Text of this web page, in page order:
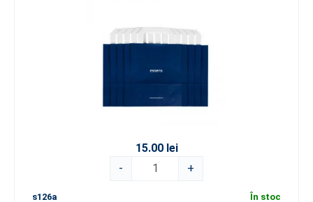
15.00 lei
-
+
s126a În stoc